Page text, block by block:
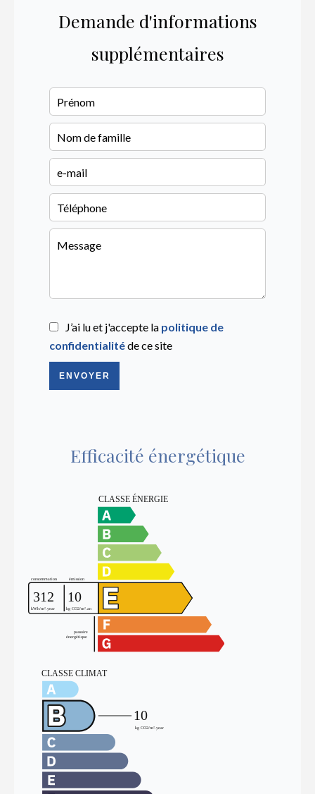
Demande d'informations
supplémentaires
J’ai lu et j'accepte la politique de
confidentialitéde ce site
ENVOYER
Efficacité énergétique